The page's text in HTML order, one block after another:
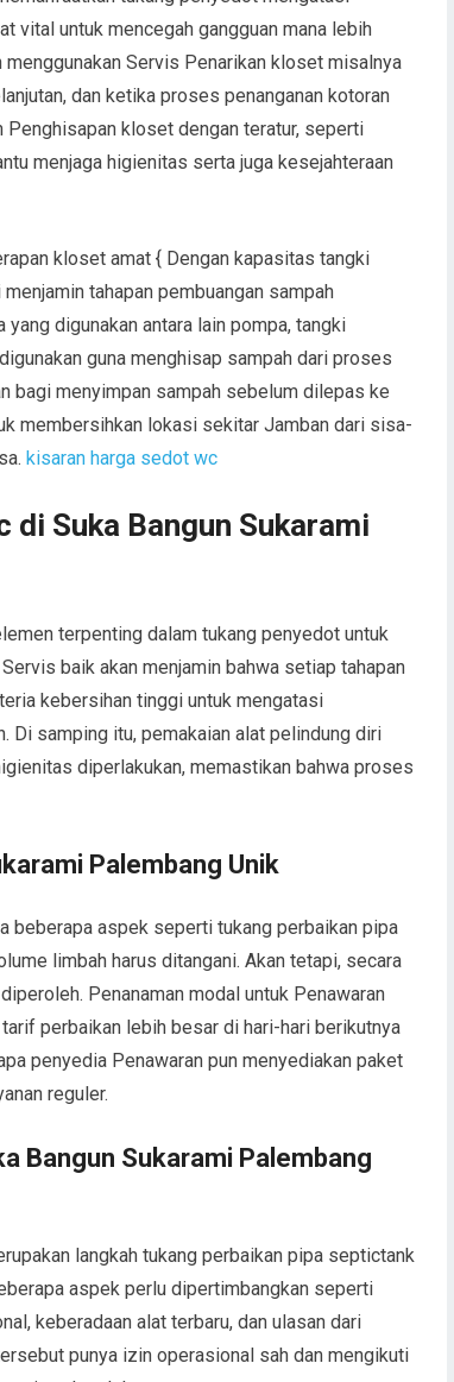
vital untuk mencegah gangguan mana lebih
Servis Penarikan kloset misalnya
dan ketika proses penanganan kotoran
Penghisapan kloset dengan teratur, seperti
menjaga higienitas serta juga kesejahteraan
kloset amat { Dengan kapasitas tangki
tahapan pembuangan sampah
digunakan antara lain pompa, tangki
guna menghisap sampah dari proses
bagi menyimpan sampah sebelum dilepas ke
membersihkan lokasi sekitar Jamban dari sisa-
kisaran harga sedot wc
Suka Bangun Sukarami
terpenting dalam tukang penyedot untuk
baik akan menjamin bahwa setiap tahapan
kebersihan tinggi untuk mengatasi
Di samping itu, pemakaian alat pelindung diri
diperlakukan, memastikan bahwa proses
Palembang Unik
beberapa aspek seperti tukang perbaikan pipa
limbah harus ditangani. Akan tetapi, secara
Penanaman modal untuk Penawaran
perbaikan lebih besar di hari-hari berikutnya
penyedia Penawaran pun menyediakan paket
reguler.
Bangun Sukarami Palembang
langkah tukang perbaikan pipa septictank
aspek perlu dipertimbangkan seperti
keberadaan alat terbaru, dan ulasan dari
punya izin operasional sah dan mengikuti